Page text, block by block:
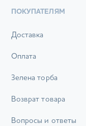
ПОКУПАТЕЛЯМ
Доставка
Оплата
Зелена торба
Возврат товара
Вопросы и ответы